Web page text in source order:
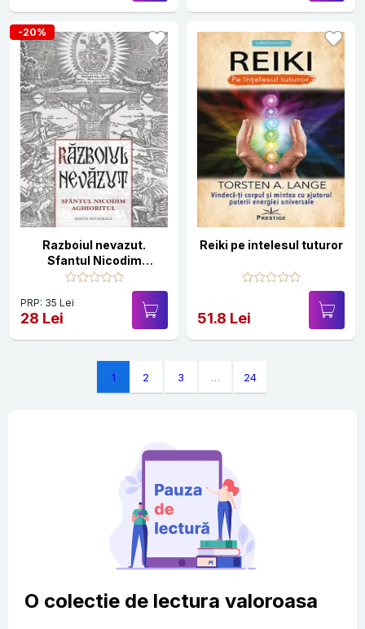
-20%
Razboiul nevazut.
Sfantul Nicodim
Aghioritul
PRP: 35 Lei
28 Lei
Reiki pe intelesul tuturor
51.8 Lei
1 2 3 … 24
O colectie de lectura valoroasa